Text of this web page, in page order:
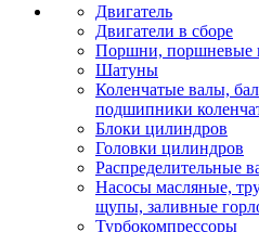
Двигатель
Двигатели в сборе
Поршни, поршневые
Шатуны
Коленчатые валы,
подшипники
Блоки цилиндров
Головки цилиндров
Распределительные
Насосы масляные,
щупы, заливные
Турбокомпрессоры